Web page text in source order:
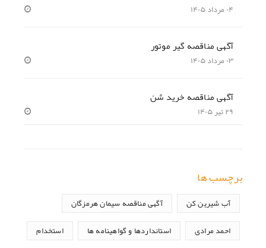
۰۴ مرداد ۱۴۰۵
آگهی مناقصه گیر موتور
۰۳ مرداد ۱۴۰۵
آگهی مناقصه خرید شن
۲۹ تیر ۱۴۰۵
برچسب ها
آب شیرین کن آگهی مناقصه سیمان هرمزگان
احمد مرادی استانداردها و گواهینامه ها استخدام